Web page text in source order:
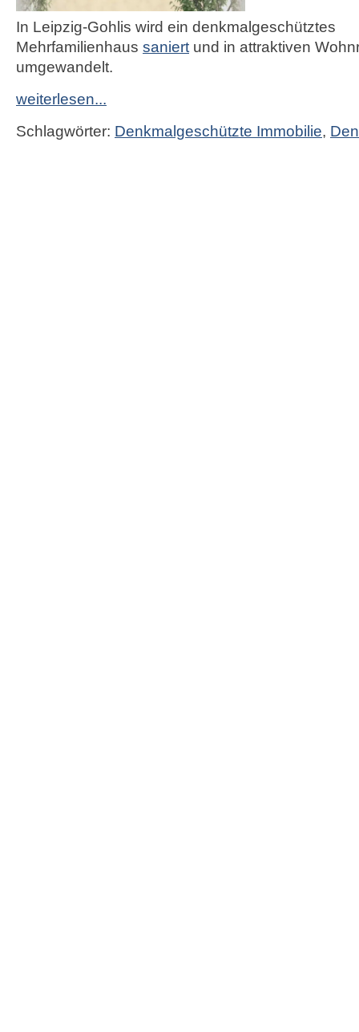
In Leipzig-Gohlis wird ein denkmalgeschütztes
Mehrfamilienhaus saniert und in attraktiven
umgewandelt.
weiterlesen...
Schlagwörter: Denkmalgeschützte Immobilie,